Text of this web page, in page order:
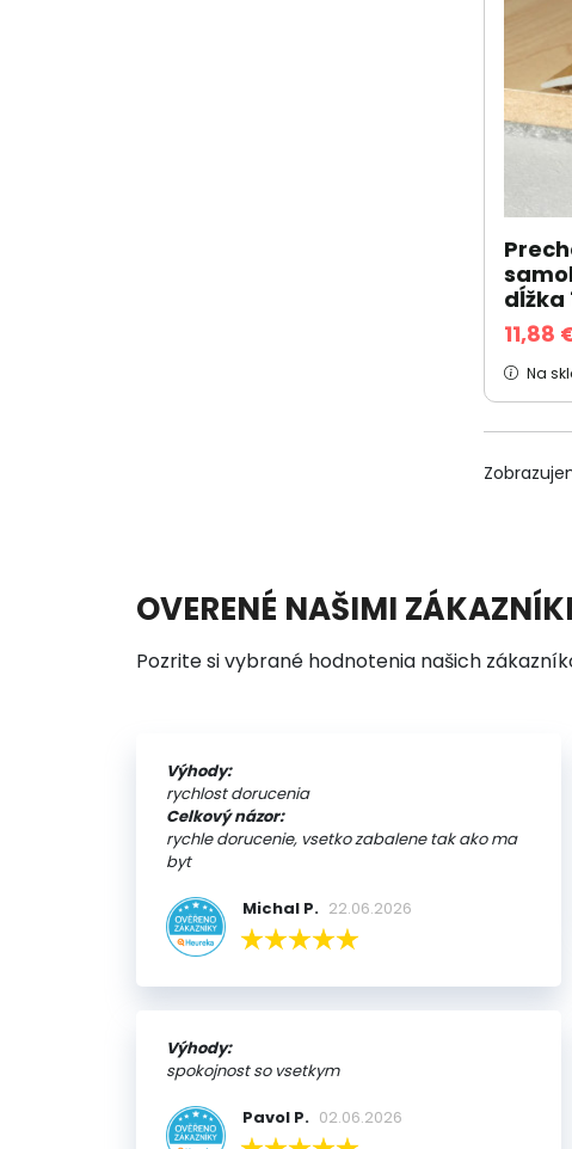
dĺžka
11,88
Na
OVERENÉ NAŠIMI
Pozrite si vybrané hodnotenia našich
Výhody:
rychlost dorucenia
Celkový názor:
rychle dorucenie, vsetko zabalene tak ako ma
byt
Michal P. 22.06.2026
Výhody:
spokojnost so vsetkym
Pavol P. 02.06.2026